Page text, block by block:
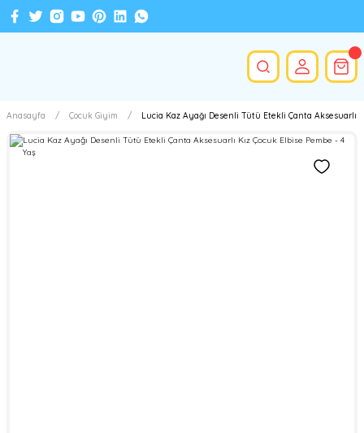
Anasayfa Çocuk Giyim Lucia Kaz Ayağı Desenli Tütü Etekli Çanta Aksesuarlı